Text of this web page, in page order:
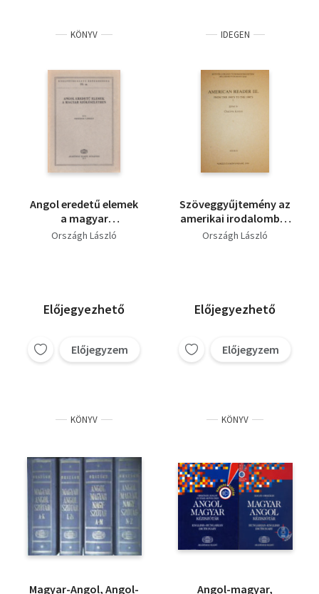
KÖNYV
Angol eredetű elemek
a magyar
szókészletben
Országh László
Előjegyezhető
Előjegyzem
IDEGEN
Szöveggyűjtemény az
amerikai irodalomból
II.
Országh László
Előjegyezhető
Előjegyzem
KÖNYV
Magyar-Angol, Angol-
KÖNYV
Angol-magyar,